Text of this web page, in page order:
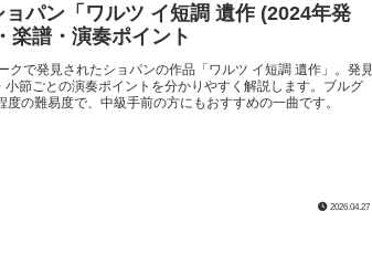
ョパン「ワルツ イ短調 遺作 (2024年発
楽譜・演奏ポイント
クで発見されたショパンの作品「ワルツ イ短調 遺作」。発見
小節ごとの演奏ポイントを分かりやすく解説します。ブルグ
度の難易度で、中級手前の方にもおすすめの一曲です。
2026.04.27